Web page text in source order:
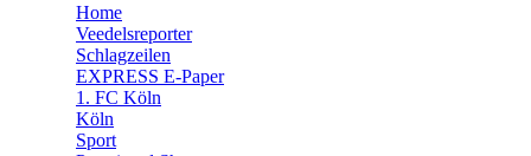
🛒 Shoppingwelt
Home
Veedelsreporter
Schlagzeilen
EXPRESS E-Paper
1. FC Köln
Köln
Sport